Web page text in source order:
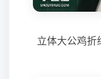
立体大公鸡折